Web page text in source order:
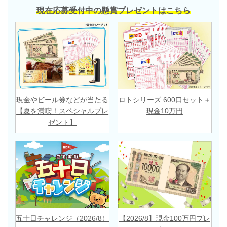
現在応募受付中の懸賞プレゼントはこちら
現金やビール券などが当たる
【夏を満喫！スペシャルプレ
ゼント】
ロトシリーズ 600口セット＋
現金10万円
五十日チャレンジ（2026/8）
【2026/8】現金100万円プレ